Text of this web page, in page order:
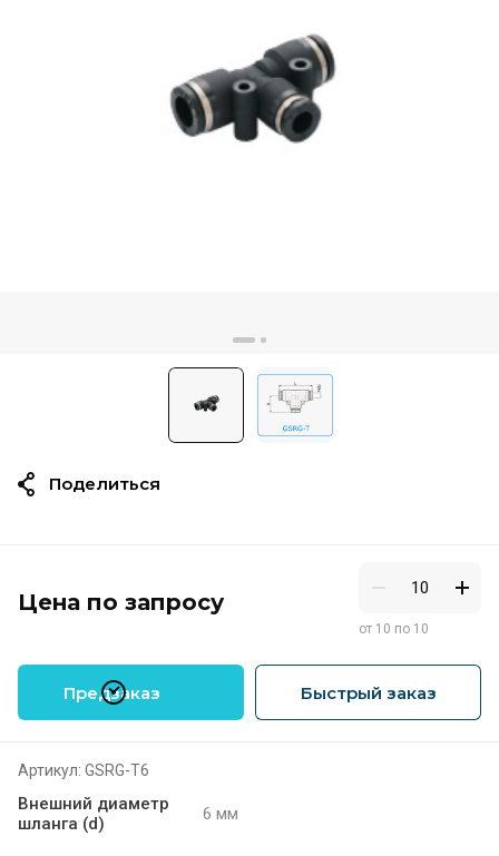
Цена по запросу
от 10 по 10
Предзаказ Быстрый заказ
Артикул: GSRG-Т6
Внешний диаметр
шланга (d)
6 мм
Поделиться